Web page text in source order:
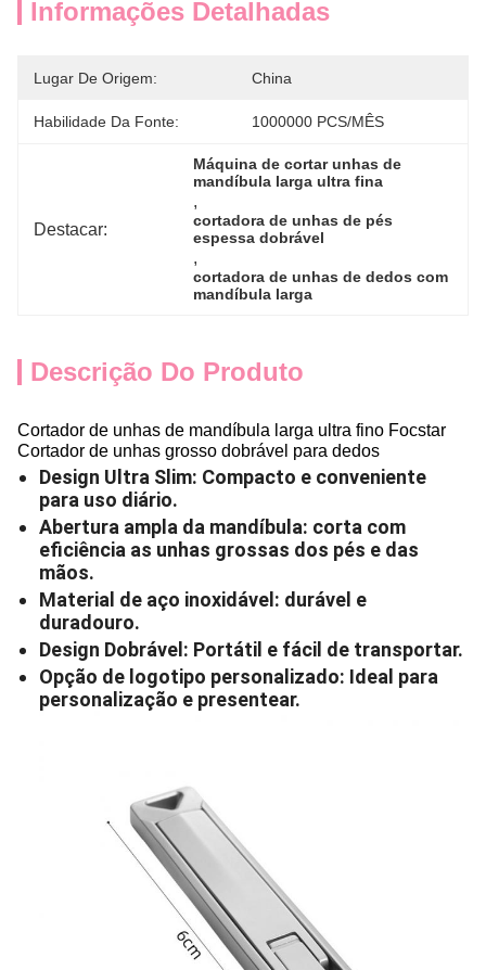
Informações Detalhadas
Lugar De Origem: China
Habilidade Da Fonte: 1000000 PCS/MÊS
Destacar:
Máquina de cortar unhas de
mandíbula larga ultra fina
,
cortadora de unhas de pés
espessa dobrável
,
cortadora de unhas de dedos com
mandíbula larga
Descrição Do Produto
Cortador de unhas de mandíbula larga ultra fino Focstar
Cortador de unhas grosso dobrável para dedos
Design Ultra Slim: Compacto e conveniente
para uso diário.
Abertura ampla da mandíbula: corta com
eficiência as unhas grossas dos pés e das
mãos.
Material de aço inoxidável: durável e
duradouro.
Design Dobrável: Portátil e fácil de transportar.
Opção de logotipo personalizado: Ideal para
personalização e presentear.